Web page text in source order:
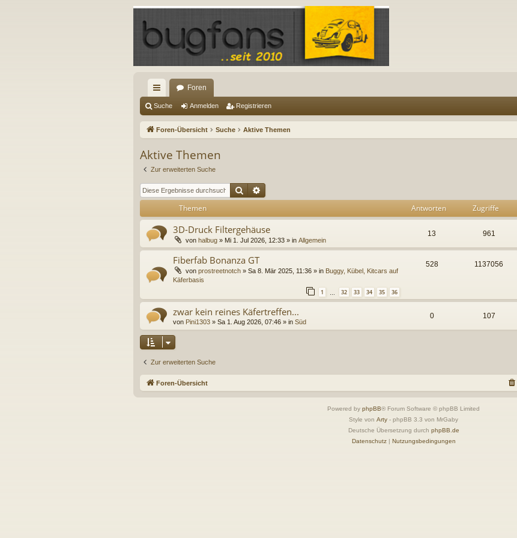
ch
ne
ug
Foren
Suche Anmelden Registrieren
Foren-Übersicht Suche Aktive Themen
Aktive Themen
Zur erweiterten Suche
Suche
Themen Antworten Zugriffe
3D-Druck Filtergehäuse
von halbug » Mi 1. Jul 2026, 12:33 » in Allgemein
13 961
Fiberfab Bonanza GT
von prostreetnotch » Sa 8. Mär 2025, 11:36 » in Buggy, Kübel, Kitcars auf
Käferbasis
1 32 33 34 35 36
528 1137056
zwar kein reines Käfertreffen...
von Pini1303 » Sa 1. Aug 2026, 07:46 » in Süd
0 107
Zur erweiterten Suche
Foren-Übersicht
Powered by phpBB® Forum Software © phpBB Limited
Style von Arty - phpBB 3.3 von MrGaby
Deutsche Übersetzung durch phpBB.de
Datenschutz| Nutzungsbedingungen